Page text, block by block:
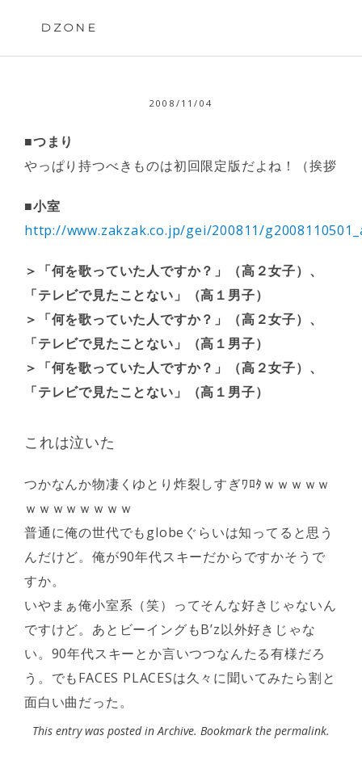
DZONE
2008/11/04
■つまり
やっぱり持つべきものは初回限定版だよね！（挨拶
■小室
http://www.zakzak.co.jp/gei/200811/
＞「何を歌っていた人ですか？」（高２女子）、
「テレビで見たことない」（高１男子）
＞「何を歌っていた人ですか？」（高２女子）、
「テレビで見たことない」（高１男子）
＞「何を歌っていた人ですか？」（高２女子）、
「テレビで見たことない」（高１男子）
これは泣いた
つかなんか物凄くゆとり炸裂しすぎﾜﾛﾀｗｗｗｗｗ
ｗｗｗｗｗｗｗｗ
普通に俺の世代でもglobeぐらいは知ってると思う
んだけど。俺が90年代スキーだからですかそうで
すか。
いやまぁ俺小室系（笑）ってそんな好きじゃないん
ですけど。あとビーイングもB’z以外好きじゃな
い。90年代スキーとか言いつつなんたる有様だろ
う。でもFACES PLACESは久々に聞いてみたら割と
面白い曲だった。
This entry was posted inArchive. Bookmark the permalink.